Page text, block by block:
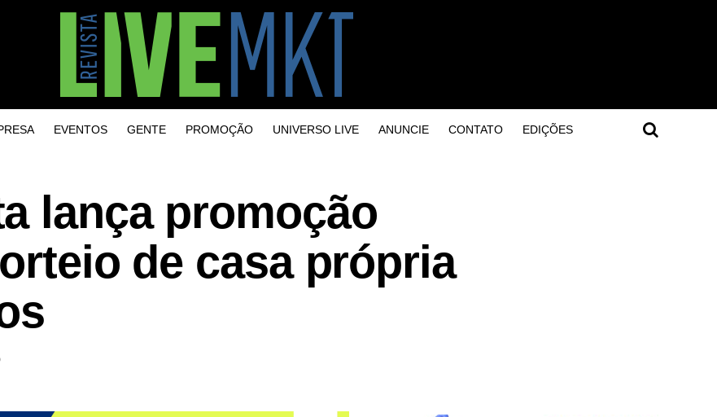
EVENTOS GENTE PROMOÇÃO UNIVERSO LIVE ANUNCIE CONTATO EDIÇÕES
lança promoção
de casa própria